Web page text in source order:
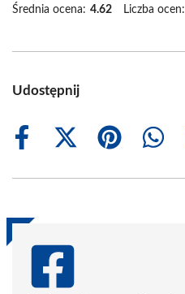
Średnia ocena: 4.62 Liczba ocen:
Udostępnij
Share
Share
(Twitter)
Share
Share